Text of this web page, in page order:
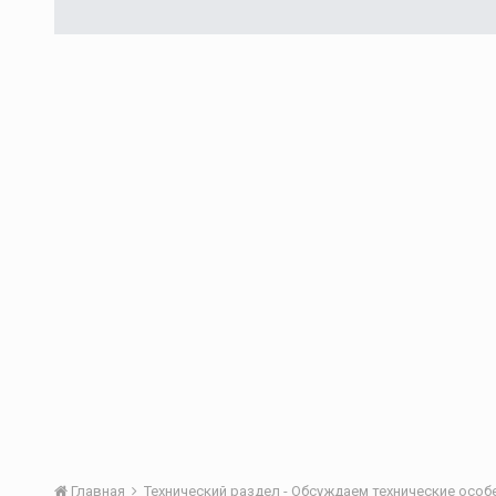
Главная Технический раздел - Обсуждаем технические